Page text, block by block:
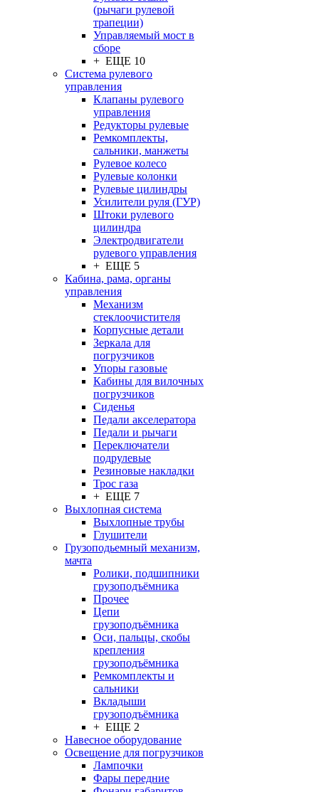
(рычаги рулевой
трапеции)
Управляемый мост в
сборе
+ ЕЩЕ 10
Система рулевого
управления
Клапаны рулевого
управления
Редукторы рулевые
Ремкомплекты,
сальники, манжеты
Рулевое колесо
Рулевые колонки
Рулевые цилиндры
Усилители руля (ГУР)
Штоки рулевого
цилиндра
Электродвигатели
рулевого управления
+ ЕЩЕ 5
Кабина, рама, органы
управления
Механизм
стеклоочистителя
Корпусные детали
Зеркала для
погрузчиков
Упоры газовые
Кабины для вилочных
погрузчиков
Сиденья
Педали акселератора
Педали и рычаги
Переключатели
подрулевые
Резиновые накладки
Трос газа
+ ЕЩЕ 7
Выхлопная система
Выхлопные трубы
Глушители
Грузоподьемный механизм,
мачта
Ролики, подшипники
грузоподъёмника
Прочее
Цепи
грузоподъёмника
Оси, пальцы, скобы
крепления
грузоподъёмника
Ремкомплекты и
сальники
Вкладыши
грузоподъёмника
+ ЕЩЕ 2
Навесное оборудование
Освещение для погрузчиков
Лампочки
Фары передние